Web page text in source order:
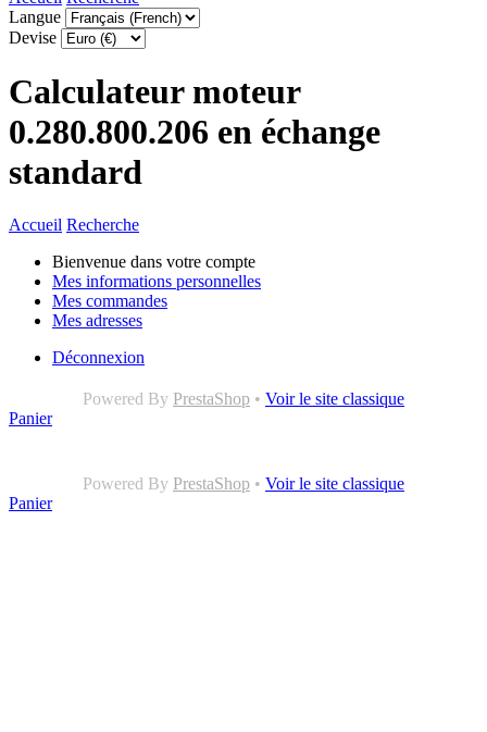
Langue
Devise
Calculateur moteur
0.280.800.206 en échange
standard
Accueil Recherche
Bienvenue dans votre compte
Mes informations personnelles
Mes commandes
Mes adresses
Déconnexion
Powered By PrestaShop • Voir le site classique
Panier
Powered By PrestaShop • Voir le site classique
Panier